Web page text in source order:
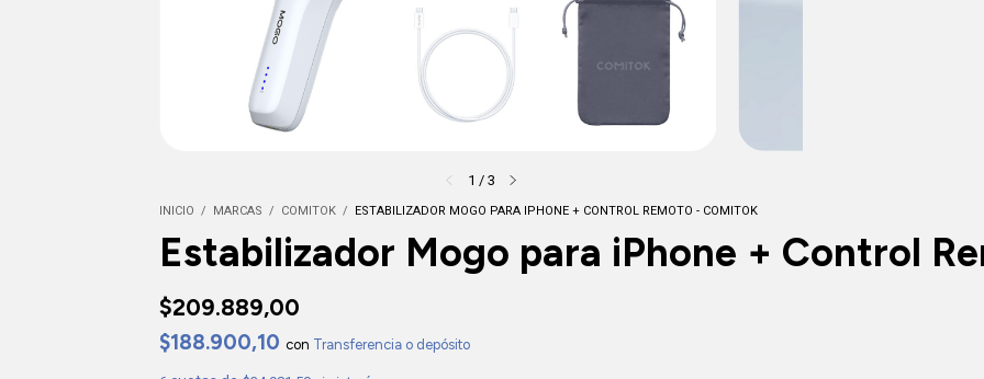
1 / 3
INICIO / MARCAS / COMITOK / ESTABILIZADOR MOGO PARA IPHONE + CONTROL REMOTO - COMITOK
Estabilizador Mogo para iPhone + Control
$209.889,00
$188.900,10 con Transferencia o depósito